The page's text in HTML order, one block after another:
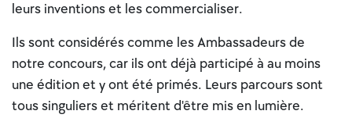
leurs inventions et les commercialiser.
Ils sont considérés comme les Ambassadeurs de
notre concours, car ils ont déjà participé à au moins
une édition et y ont été primés. Leurs parcours sont
tous singuliers et méritent d'être mis en lumière.